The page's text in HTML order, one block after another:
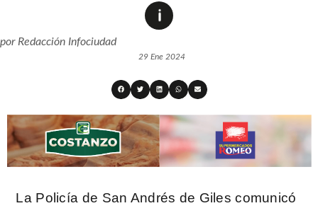
porRedacción Infociudad
29 Ene 2024
La Policía de San Andrés de Giles comunicó